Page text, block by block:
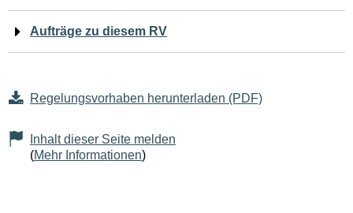
Aufträge zu diesem RV
Regelungsvorhaben herunterladen (PDF)
Inhalt dieser Seite melden
(Mehr Informationen)